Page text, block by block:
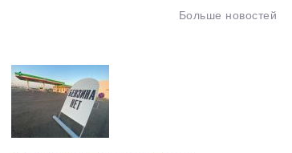
Больше новостей